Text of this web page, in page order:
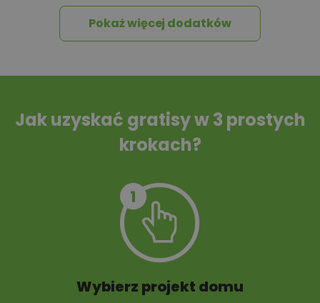
Tablica informacyjna
Przydomowa
10 projektów małej
Pokaż więcej dodatków
Jak uzyskać gratisy w 3 prostych
krokach?
Wybierz projekt domu